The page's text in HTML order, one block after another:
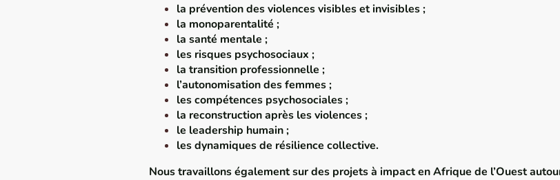
la prévention des violences visibles et invisibles ;
la monoparentalité ;
la santé mentale ;
les risques psychosociaux ;
la transition professionnelle ;
l’autonomisation des femmes ;
les compétences psychosociales ;
la reconstruction après les violences ;
le leadership humain ;
les dynamiques de résilience collective.
Nous travaillons également sur des projets à impact en Afrique de l’Ouest